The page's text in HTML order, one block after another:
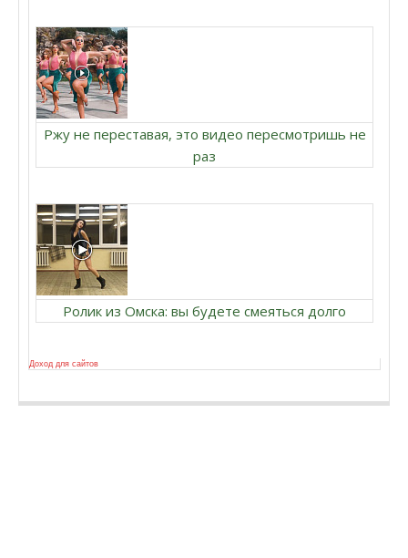
Ржу не переставая, это видео пересмотришь не
раз
Ролик из Омска: вы будете смеяться долго
Доход для сайтов